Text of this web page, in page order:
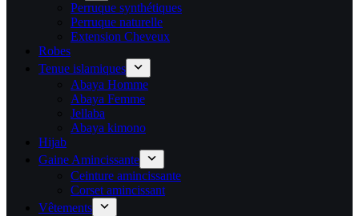
Perruque synthétiques
Perruque naturelle
Extension Cheveux
Robes
Tenue islamiques
Abaya Homme
Abaya Femme
Jellaba
Abaya kimono
Hijab
Gaine Amincissante
Ceinture amincissante
Corset amincissant
Vêtements